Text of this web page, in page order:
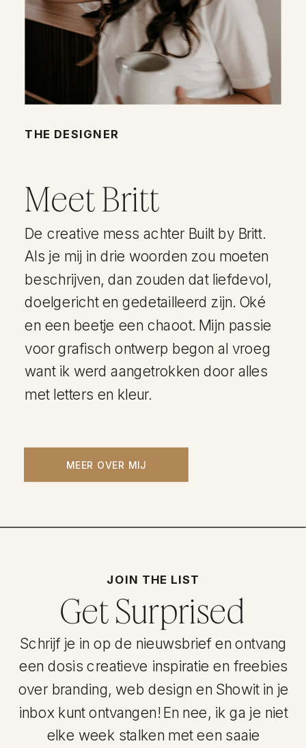
De creative mess achter Built by Britt.
Als je mij in drie woorden zou moeten
beschrijven, dan zouden dat liefdevol,
doelgericht en gedetailleerd zijn. Oké
en een beetje een chaoot. Mijn passie
voor grafisch ontwerp begon al vroeg
want ik werd aangetrokken door alles
met letters en kleur.
Meet Britt
THE DESIGNER
MEER OVER MIJ
Schrijf je in op de nieuwsbrief en ontvang
een dosis creatieve inspiratie en freebies
over branding, web design en Showit in je
inbox kunt ontvangen! En nee, ik ga je niet
elke week stalken met een saaie
Get Surprised
JOIN THE LIST